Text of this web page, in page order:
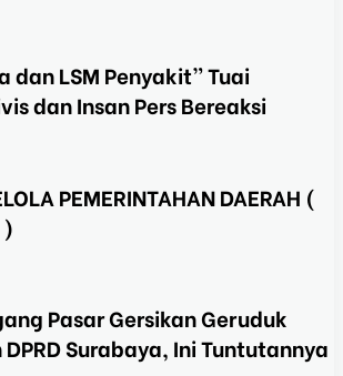
dan LSM Penyakit” Tuai
dan Insan Pers Bereaksi
PEMERINTAHAN DAERAH (
)
Pasar Gersikan Geruduk
Surabaya, Ini Tuntutannya